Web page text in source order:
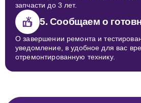
запчасти до 3 лет.
5. Сообщаем о
О завершении ремонта и
уведомление, в удобное для вас
отремонтированную технику.